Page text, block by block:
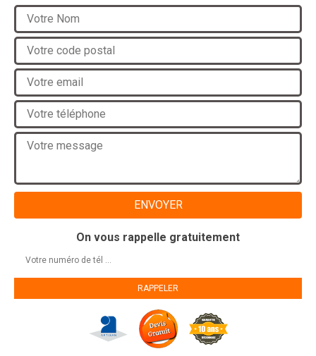
On vous rappelle gratuitement